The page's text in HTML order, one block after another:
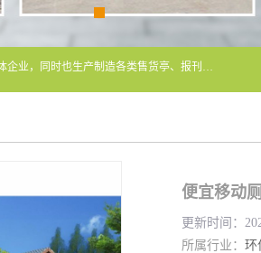
常州润隆环保科技有限公司是长期从事各类生态移动公厕制造的专业性实体企业，同时也生产制造各类售货亭、报刊亭、警卫亭等，我公司将尽全力为各用户在设计、制造、服务上提供快捷满意的全程服务，本公司愿与各用户携手共创辉煌业绩。主要产品：移动厕所;、生态厕所、 环保厕所、 流动厕所、商亭、岗亭、活动板房、移动厕所租赁等；
便宜移动
更新时间：
所属行业： 环